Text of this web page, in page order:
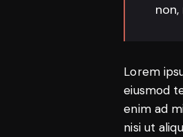
Lorem
eiusmod
enim ad
nisi ut